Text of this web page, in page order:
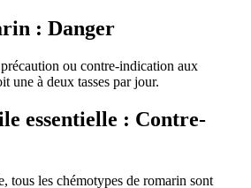
: Danger
ou contre-indication aux
une à deux tasses par jour.
essentielle : Contre-
tous les chémotypes de romarin sont